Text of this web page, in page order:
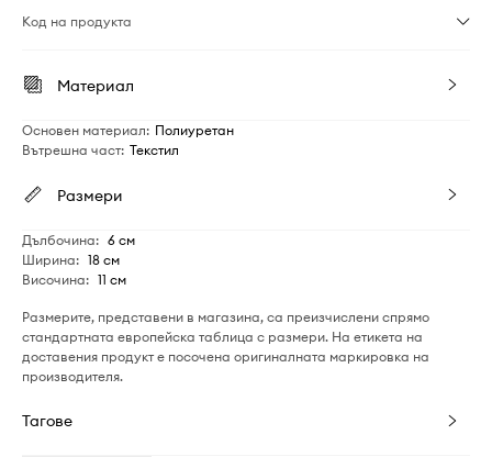
Код на продукта
Материал
Основен материал: Полиуретан
Вътрешна част: Текстил
Размери
Дълбочина: 6 см
Ширина: 18 см
Височина: 11 см
Размерите, представени в магазина, са преизчислени спрямо
стандартната европейска таблица с размери. На етикета на
доставения продукт е посочена оригиналната маркировка на
производителя.
Тагове